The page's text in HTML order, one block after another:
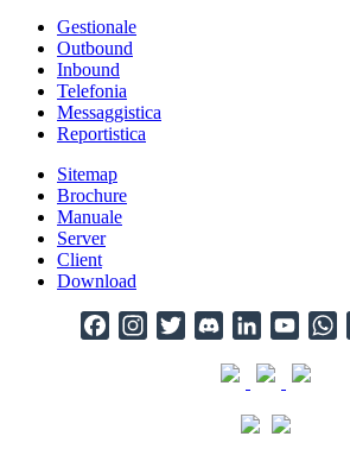
Gestionale
Outbound
Inbound
Telefonia
Messaggistica
Reportistica
Sitemap
Brochure
Manuale
Server
Client
Download
Channel